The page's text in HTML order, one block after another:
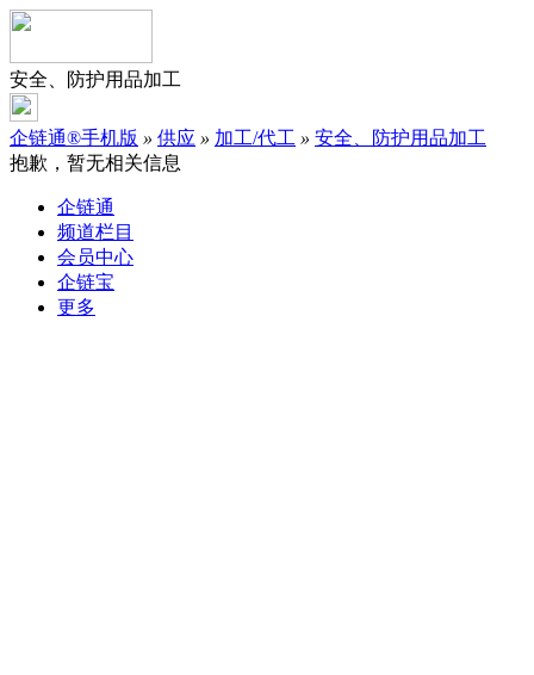
安全、防护用品加工
企链通®手机版 » 供应 » 加工/代工 » 安全、防护用品加工
抱歉，暂无相关信息
企链通
频道栏目
会员中心
企链宝
更多